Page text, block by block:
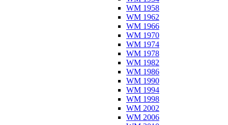
WM 1958
WM 1962
WM 1966
WM 1970
WM 1974
WM 1978
WM 1982
WM 1986
WM 1990
WM 1994
WM 1998
WM 2002
WM 2006